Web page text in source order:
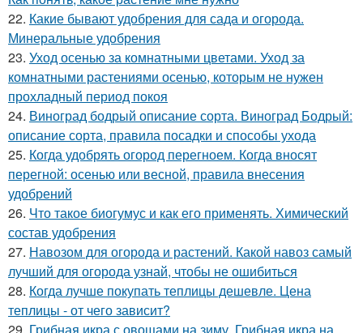
22. Какие бывают удобрения для сада и огорода.
Минеральные удобрения
23. Уход осенью за комнатными цветами. Уход за
комнатными растениями осенью, которым не нужен
прохладный период покоя
24. Виноград бодрый описание сорта. Виноград Бодрый:
описание сорта, правила посадки и способы ухода
25. Когда удобрять огород перегноем. Когда вносят
перегной: осенью или весной, правила внесения
удобрений
26. Что такое биогумус и как его применять. Химический
состав удобрения
27. Навозом для огорода и растений. Какой навоз самый
лучший для огорода узнай, чтобы не ошибиться
28. Когда лучше покупать теплицы дешевле. Цена
теплицы - от чего зависит?